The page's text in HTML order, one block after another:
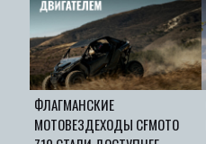
ФЛАГМАНСКИЕ
МОТОВЕЗДЕХОДЫ CFMOTO